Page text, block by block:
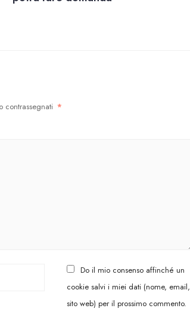
contrassegnati *
Do il mio consenso affinché un
cookie salvi i miei dati (nome, email,
sito web) per il prossimo commento.